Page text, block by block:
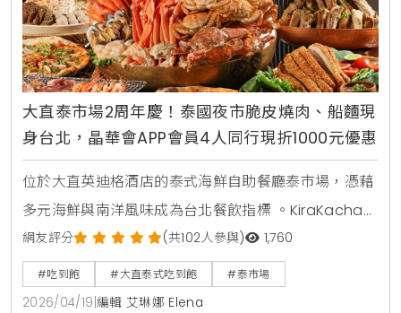
大直泰市場2周年慶！泰國夜市脆皮燒肉、船麵現
身台北，晶華會APP會員4人同行現折1000元優惠
位於大直英迪格酒店的泰式海鮮自助餐廳泰市場，憑藉
多元海鮮與南洋風味成為台北餐飲指標 。KiraKacha去
啦！創辦人梁翔渝表示，泰式餐飲的關鍵在於香料層次
的還原度，泰市場此次將泰國夜市脆皮燒肉與船麵等具
視覺效果的料理帶入餐檯，不僅強化了食客的互動體
網友評分 (共102人參與) 1,760
#吃到飽 #大直泰式吃到飽 #泰市場
2026/04/19 編輯 艾琳娜 Elena